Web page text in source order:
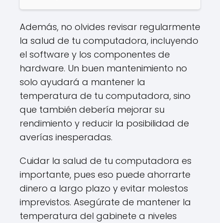
Además, no olvides revisar regularmente
la salud de tu computadora, incluyendo
el software y los componentes de
hardware. Un buen mantenimiento no
solo ayudará a mantener la
temperatura de tu computadora, sino
que también debería mejorar su
rendimiento y reducir la posibilidad de
averías inesperadas.
Cuidar la salud de tu computadora es
importante, pues eso puede ahorrarte
dinero a largo plazo y evitar molestos
imprevistos. Asegúrate de mantener la
temperatura del gabinete a niveles